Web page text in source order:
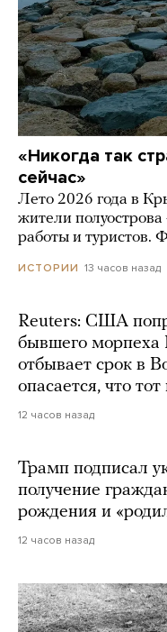
«Никогда так
сейчас»
Лето 2026 года в
жители полуострова
работы и туристов.
ИСТОРИИ 13 часов назад
Reuters: США
бывшего морпеха
отбывает срок в
опасается, что
12 часов назад
Трамп подписал
получение
рождения и
12 часов назад